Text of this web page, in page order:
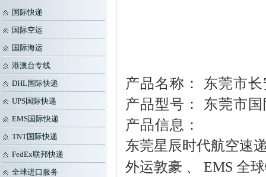
国际快递
国际空运
国际海运
港澳台专线
DHL国际快递
UPS国际快递
EMS国际快递
TNT国际快递
FedEx联邦快递
全球进口服务
产品名称： 东莞市
产品型号： 东莞市
产品信息：
东莞星辰时代航空速
外运敦豪 、 EMS 全